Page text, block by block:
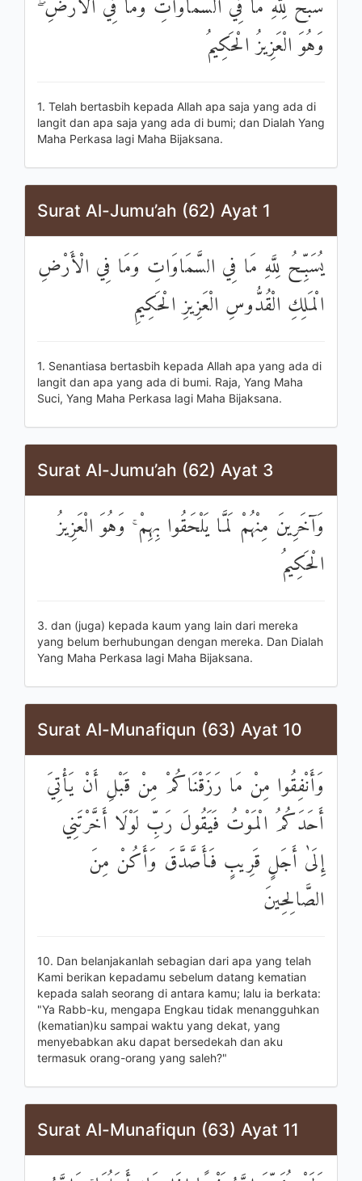
سَبَّحَ لِلَّهِ مَا فِي السَّمَاوَاتِ وَمَا فِي الْأَرْضِ ۖ
وَهُوَ الْعَزِيزُ الْحَكِيمُ
1. Telah bertasbih kepada Allah apa saja yang ada di
langit dan apa saja yang ada di bumi; dan Dialah Yang
Maha Perkasa lagi Maha Bijaksana.
Surat Al-Jumu’ah (62) Ayat 1
يُسَبِّحُ لِلَّهِ مَا فِي السَّمَاوَاتِ وَمَا فِي الْأَرْضِ
الْمَلِكِ الْقُدُّوسِ الْعَزِيزِ الْحَكِيمِ
1. Senantiasa bertasbih kepada Allah apa yang ada di
langit dan apa yang ada di bumi. Raja, Yang Maha
Suci, Yang Maha Perkasa lagi Maha Bijaksana.
Surat Al-Jumu’ah (62) Ayat 3
وَآخَرِينَ مِنْهُمْ لَمَّا يَلْحَقُوا بِهِمْ ۚ وَهُوَ الْعَزِيزُ
الْحَكِيمُ
3. dan (juga) kepada kaum yang lain dari mereka
yang belum berhubungan dengan mereka. Dan Dialah
Yang Maha Perkasa lagi Maha Bijaksana.
Surat Al-Munafiqun (63) Ayat 10
وَأَنْفِقُوا مِنْ مَا رَزَقْنَاكُمْ مِنْ قَبْلِ أَنْ يَأْتِيَ
أَحَدَكُمُ الْمَوْتُ فَيَقُولَ رَبِّ لَوْلَا أَخَّرْتَنِي
إِلَىٰ أَجَلٍ قَرِيبٍ فَأَصَّدَّقَ وَأَكُنْ مِنَ
الصَّالِحِينَ
10. Dan belanjakanlah sebagian dari apa yang telah
Kami berikan kepadamu sebelum datang kematian
kepada salah seorang di antara kamu; lalu ia berkata:
"Ya Rabb-ku, mengapa Engkau tidak menangguhkan
(kematian)ku sampai waktu yang dekat, yang
menyebabkan aku dapat bersedekah dan aku
termasuk orang-orang yang saleh?"
Surat Al-Munafiqun (63) Ayat 11